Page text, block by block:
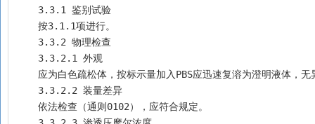
    3.3.1 鉴别试验
    按3.1.1项进行。
    3.3.2 物理检查
    3.3.2.1 外观
应为白色疏松体，按标示量加入PBS应迅速复溶为澄明液体，无
    3.3.2.2 装量差异
    依法检查（通则0102），应符合规定。